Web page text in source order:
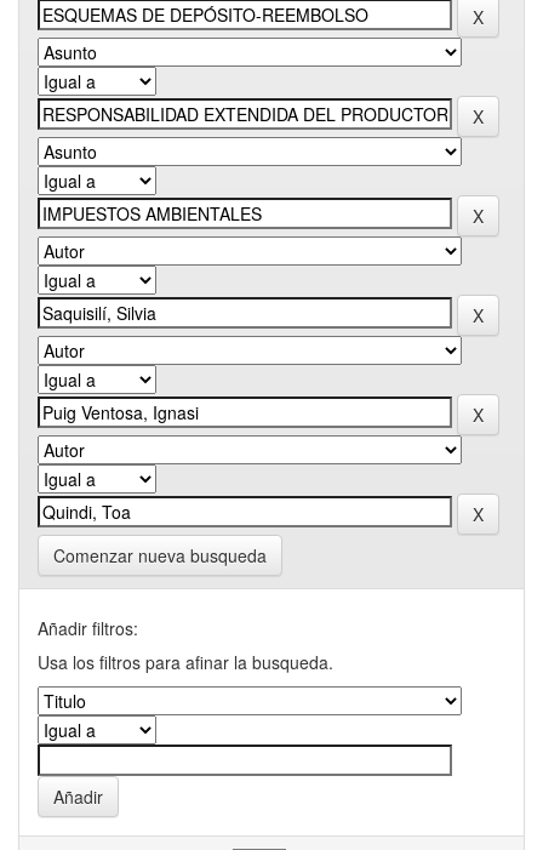
Comenzar nueva busqueda
Añadir filtros:
Usa los filtros para afinar la busqueda.